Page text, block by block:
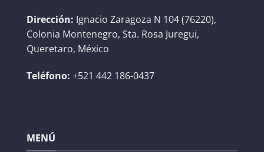
Dirección: Ignacio Zaragoza N 104 (76220),
Colonia Montenegro, Sta. Rosa Juregui,
Queretaro, México
Teléfono: +521 442 186-0437
MENÚ